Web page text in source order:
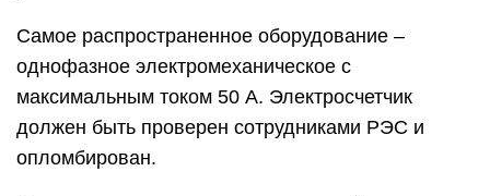
Самое распространенное оборудование –
однофазное электромеханическое с
максимальным током 50 А. Электросчетчик
должен быть проверен сотрудниками РЭС и
опломбирован.